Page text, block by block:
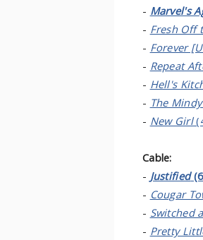
- Marvel's
- Fresh Off
- Forever
- Repeat
- Hell's
- The
- New Girl
Cable:
- Justified
- Cougar
- Switched
- Pretty